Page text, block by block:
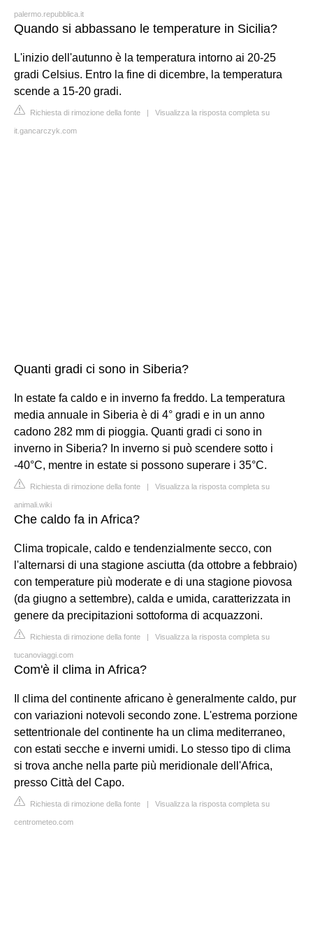
palermo.repubblica.it
Quando si abbassano le temperature in Sicilia?
L'inizio dell'autunno è la temperatura intorno ai 20-25
gradi Celsius. Entro la fine di dicembre, la temperatura
scende a 15-20 gradi.
Richiesta di rimozione della fonte | Visualizza la risposta completa su
it.gancarczyk.com
Quanti gradi ci sono in Siberia?
In estate fa caldo e in inverno fa freddo. La temperatura
media annuale in Siberia è di 4° gradi e in un anno
cadono 282 mm di pioggia. Quanti gradi ci sono in
inverno in Siberia? In inverno si può scendere sotto i
-40°C, mentre in estate si possono superare i 35°C.
Richiesta di rimozione della fonte | Visualizza la risposta completa su
animali.wiki
Che caldo fa in Africa?
Clima tropicale, caldo e tendenzialmente secco, con
l'alternarsi di una stagione asciutta (da ottobre a febbraio)
con temperature più moderate e di una stagione piovosa
(da giugno a settembre), calda e umida, caratterizzata in
genere da precipitazioni sottoforma di acquazzoni.
Richiesta di rimozione della fonte | Visualizza la risposta completa su
tucanoviaggi.com
Com'è il clima in Africa?
Il clima del continente africano è generalmente caldo, pur
con variazioni notevoli secondo zone. L'estrema porzione
settentrionale del continente ha un clima mediterraneo,
con estati secche e inverni umidi. Lo stesso tipo di clima
si trova anche nella parte più meridionale dell'Africa,
presso Città del Capo.
Richiesta di rimozione della fonte | Visualizza la risposta completa su
centrometeo.com